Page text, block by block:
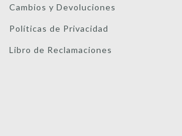
Cambios y Devoluciones
Políticas de Privacidad
Libro de Reclamaciones